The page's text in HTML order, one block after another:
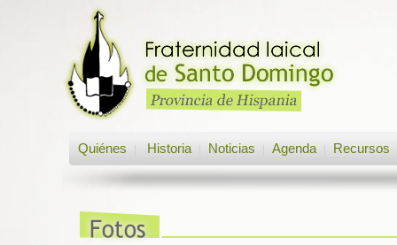
Quiénes Historia Noticias Agenda Recursos